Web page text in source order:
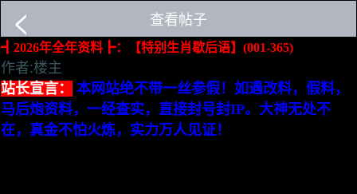
查看帖子
<
┫2026年全年资料┣：【特别生肖歇后语】(001-365)
作者:楼主
站长宣言：
本网站绝不带一丝参假！如遇改料，假料，
马后炮资料，一经查实，直接封号封IP。大神无处不
在，真金不怕火炼，实力万人见证！